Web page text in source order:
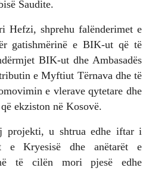
Saudite.
Hefzi, shprehu falënderimet e
gatishmërinë e BIK-ut që të
BIK-ut dhe Ambasadës
e Myftiut Tërnava dhe të
e vlerave qytetare dhe
ekziston në Kosovë.
projekti, u shtrua edhe iftar i
e Kryesisë dhe anëtarët e
të cilën mori pjesë edhe